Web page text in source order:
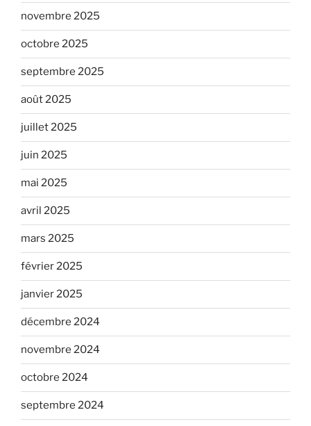
novembre 2025
octobre 2025
septembre 2025
août 2025
juillet 2025
juin 2025
mai 2025
avril 2025
mars 2025
février 2025
janvier 2025
décembre 2024
novembre 2024
octobre 2024
septembre 2024